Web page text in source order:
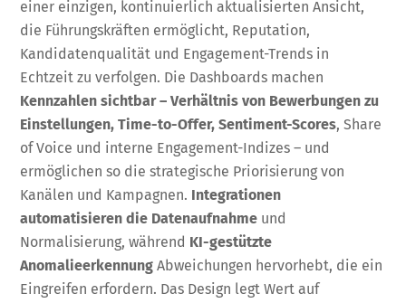
einer einzigen, kontinuierlich aktualisierten Ansicht,
die Führungskräften ermöglicht, Reputation,
Kandidatenqualität und Engagement-Trends in
Echtzeit zu verfolgen. Die Dashboards machen
Kennzahlen sichtbar – Verhältnis von Bewerbungen zu
Einstellungen, Time-to-Offer, Sentiment-Scores, Share
of Voice und interne Engagement-Indizes – und
ermöglichen so die strategische Priorisierung von
Kanälen und Kampagnen. Integrationen
automatisieren die Datenaufnahme und
Normalisierung, während KI-gestützte
Anomalieerkennung Abweichungen hervorhebt, die ein
Eingreifen erfordern. Das Design legt Wert auf